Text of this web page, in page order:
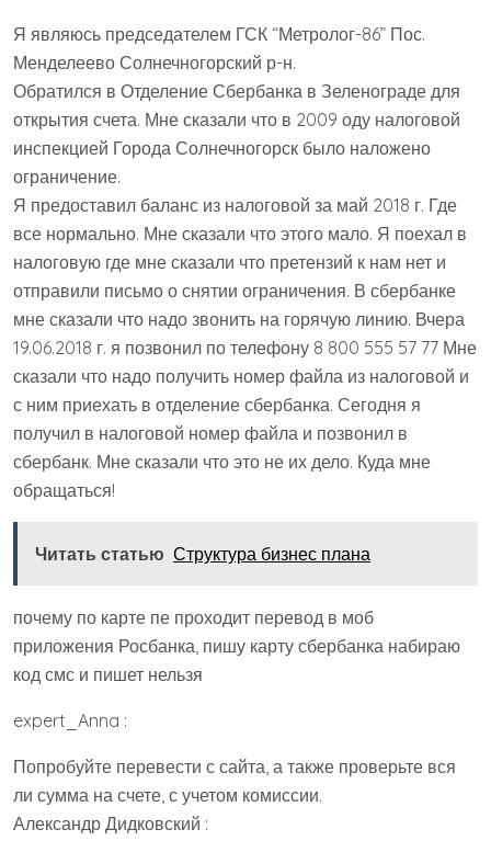
Я являюсь председателем ГСК “Метролог-86” Пос.
Менделеево Солнечногорский р-н.
Обратился в Отделение Сбербанка в Зеленограде для
открытия счета. Мне сказали что в 2009 оду налоговой
инспекцией Города Солнечногорск было наложено
ограничение.
Я предоставил баланс из налоговой за май 2018 г. Где
все нормально. Мне сказали что этого мало. Я поехал в
налоговую где мне сказали что претензий к нам нет и
отправили письмо о снятии ограничения. В сбербанке
мне сказали что надо звонить на горячую линию. Вчера
19.06.2018 г. я позвонил по телефону 8 800 555 57 77 Мне
сказали что надо получить номер файла из налоговой и
с ним приехать в отделение сбербанка. Сегодня я
получил в налоговой номер файла и позвонил в
сбербанк. Мне сказали что это не их дело. Куда мне
обращаться!
Читать статью Структура бизнес плана
почему по карте пе проходит перевод в моб
приложения Росбанка, пишу карту сбербанка набираю
код смс и пишет нельзя
expert_Anna :
Попробуйте перевести с сайта, а также проверьте вся
ли сумма на счете, с учетом комиссии.
Александр Дидковский :